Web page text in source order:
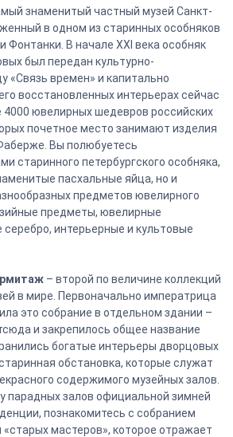
знаменитый частный музей Санкт-
в одном из старинных особняков
Фонтанки. В начале XXI века особняк
был передан культурно-
«Связь времен» и капитально
восстановленных интерьерах сейчас
ювелирных шедевров российских
почетное место занимают изделия
Вы полюбуетесь
старинного петербургского особняка,
пасхальные яйца, но и
предметов ювелирного
предметы, ювелирные
интерьерные и культовые
– второй по величине коллекций
в мире. Первоначально императрица
это собрание в отдельном здании –
и закрепилось общее название
богатые интерьеры дворцовых
обстановка, которые служат
содержимого музейных залов.
парадных залов официальной зимней
познакомитесь с собранием
мастеров», которое отражает